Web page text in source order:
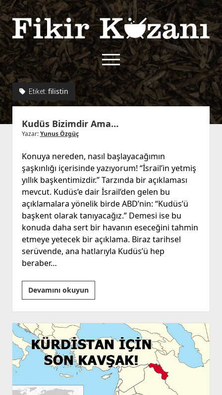
Fikir
Kazanı
menüyü
aç
twitterfacebook
rss
Kullanım Koşulları
Çerez Politikası
İletişim
Kurallar
Etiket: filistin
Kudüs Bizimdir Ama…
Yazar:Yunus Özgüç
Konuya nereden, nasıl başlayacağımın
şaşkınlığı içerisinde yazıyorum! “İsrail’in yetmiş
yıllık başkentimizdir.” Tarzında bir açıklaması
mevcut. Kudüs’e dair İsrail’den gelen bu
açıklamalara yönelik birde ABD’nin: “Kudüs’ü
başkent olarak tanıyacağız.” Demesi ise bu
konuda daha sert bir havanın eseceğini tahmin
etmeye yetecek bir açıklama. Biraz tarihsel
serüvende, ana hatlarıyla Kudüs’ü hep
beraber…
Devamını okuyunKudüs
Bizimdir
Ama…